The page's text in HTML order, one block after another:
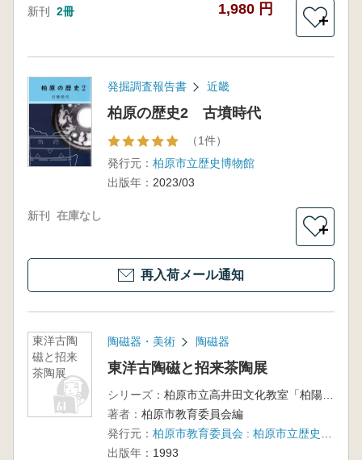
新刊 2冊 1,980 円
＋
発掘調査報告書 近畿
柏原の歴史2 古墳時代
（1件）
発行元： 柏原市立歴史博物館
出版年： 2023/03
新刊 在庫なし
＋
再入荷メール通知
東洋古陶
磁と招来
茶陶展
陶磁器・美術 陶磁器
東洋古陶磁と招来茶陶展
シリーズ：
柏原市立高井田文化教室「柏陽庵」完成記念特別展
著者： 柏原市教育委員会編
発行元：
出版年： 1993